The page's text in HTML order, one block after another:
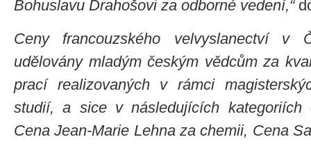
Bohuslavu Drahošovi za odborné vedení,“
Ceny francouzského velvyslanectví v
udělovány mladým českým vědcům za
prací realizovaných v rámci
studií, a sice v následujících kategoriích
Cena Jean-Marie Lehna za chemii, Cena